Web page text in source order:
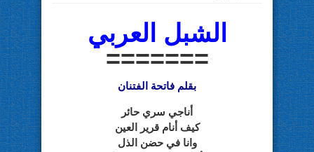
الشبل العربي
=======
بقلم فاتحة الفتنان
أناجي سري حائر
كيف أنام قرير العين
وانا في حضن الذل